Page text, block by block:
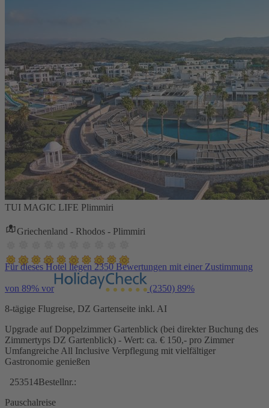
TUI MAGIC LIFE Plimmiri
Griechenland - Rhodos - Plimmiri
Für dieses Hotel liegen 2350 Bewertungen mit einer Zustimmung
von 89% vor (2350) 89%
8-tägige Flugreise, DZ Gartenseite inkl. AI
Upgrade auf Doppelzimmer Gartenblick (bei direkter Buchung des
Zimmertyps DZ Gartenblick) - Wert: ca. € 150,- pro Zimmer
Umfangreiche All Inclusive Verpflegung mit vielfältiger
Gastronomie genießen
253514Bestellnr.:
Pauschalreise